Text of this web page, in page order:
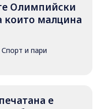
Олимпийски
които малцина
Спорт и пари
е